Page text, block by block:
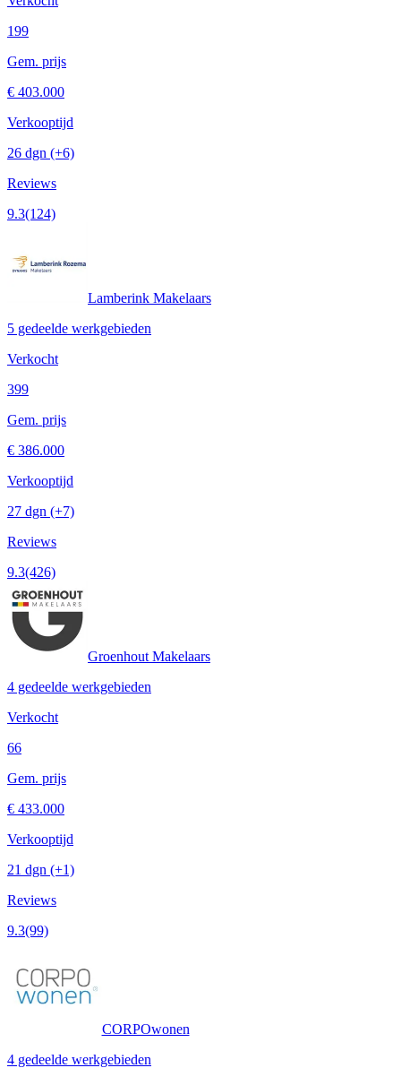
199
Gem. prijs
€ 403.000
Verkooptijd
26 dgn (+6)
Reviews
9.3(124)
Lamberink Makelaars
5 gedeelde werkgebieden
Verkocht
399
Gem. prijs
€ 386.000
Verkooptijd
27 dgn (+7)
Reviews
9.3(426)
Groenhout Makelaars
4 gedeelde werkgebieden
Verkocht
66
Gem. prijs
€ 433.000
Verkooptijd
21 dgn (+1)
Reviews
9.3(99)
CORPOwonen
4 gedeelde werkgebieden